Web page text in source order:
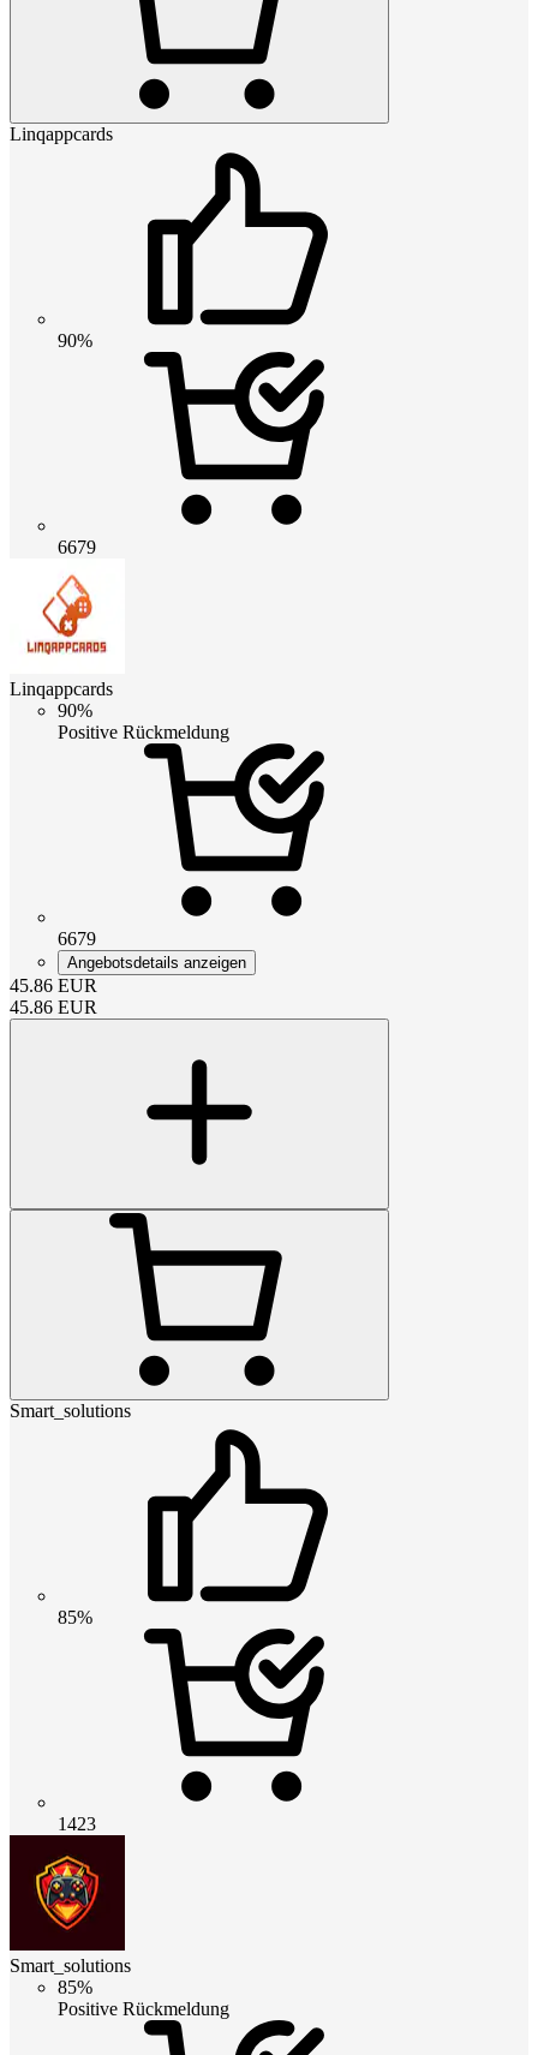
Linqappcards
90%
6679
Linqappcards
90%
Positive Rückmeldung
6679
Angebotsdetails anzeigen
45.86 EUR
45.86 EUR
Smart_solutions
85%
1423
Smart_solutions
85%
Positive Rückmeldung